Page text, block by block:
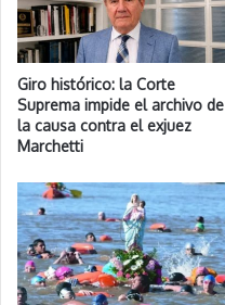
Giro histórico: la Corte
Suprema impide el archivo de
la causa contra el exjuez
Marchetti